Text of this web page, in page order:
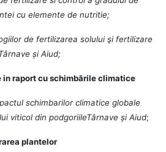
cu elemente de nutritie;
de fertilizarea solului şi fertilizare
și Aiud;
in raport cu schimbările climatice
schimbarilor climatice globale
viticol din podgoriileTârnave și Aiud;
plantelor